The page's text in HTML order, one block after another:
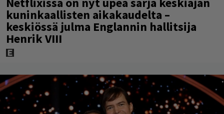
kuninkaallisten aikakaudelta –
keskiössä julma Englannin hallitsija
Henrik VIII